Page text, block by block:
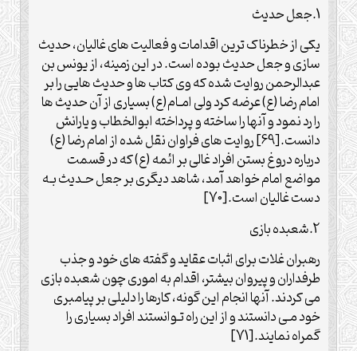
1.جعل حدیث
یکی از خطرناک ترین اقدامات و فعالیت های غالیان، حدیث
سازی و جعل حدیث بوده است. در این زمینه، از یونس بن
عبدالرحمن روایت شده که وی کتاب ها و حدیث هایی را بر
امام رضا (ع) عرضه کرد ولی امـام(ع) بسیاری از آن حدیث ها
را رد نمود و آنها را ساخته و پرداخته ابوالخطاب و یارانش
دانست.[69] روایت های فراوان نقل شده از امام رضا (ع)
درباره دروغ بستن افراد غالی بر ائمه (ع) که در قسمت
مواضع امام خواهد آمد، شاهد دیگری بر جعل حـدیث بـه
دست غالیان است.[70]
2.شعبده بازی
رهبران غلات برای اثبات عقاید و گفته های خود و جذب
طرف‏داران و پیروان بیشتر، اقدام به اموری چون شعبده بازی
می کردند. آنها انجام این گونه، کارها را دلیلی بر پیامبری
خود مـی دانستند و از این راه تـوانستند افراد بسیاری را
گمراه نمایند.[71]